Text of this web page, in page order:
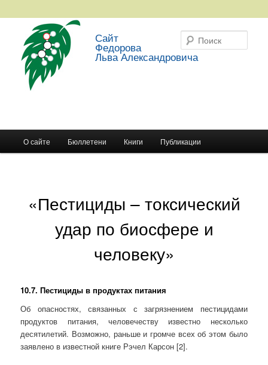
Сайт
Федорова
Льва Александровича
Перейти к основному содержимому
Перейти к дополнительному содержимому
О сайте Бюллетени Книги Публикации
«Пестициды – токсический
удар по биосфере и
человеку»
10.7. Пестициды в продуктах питания
Об опасностях, связанных с загрязнением пестицидами
продуктов питания, человечеству известно несколько
десятилетий. Возможно, раньше и громче всех об этом было
заявлено в известной книге Рэчел Карсон [2].